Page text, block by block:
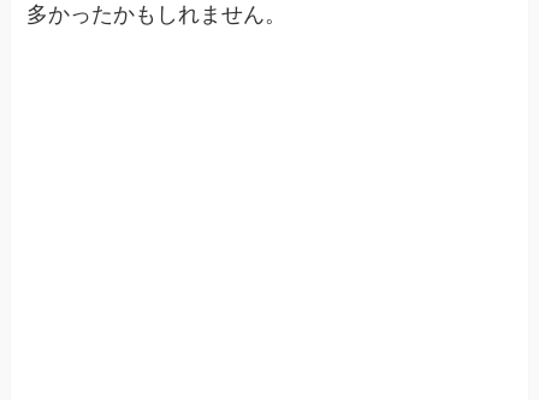
多かったかもしれません。